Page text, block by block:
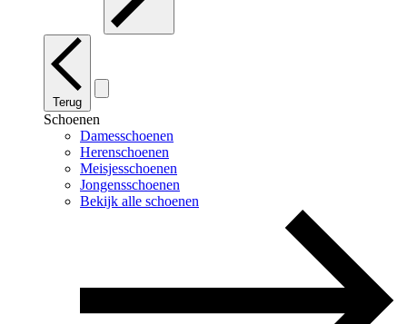
Terug
Schoenen
Damesschoenen
Herenschoenen
Meisjesschoenen
Jongensschoenen
Bekijk alle schoenen